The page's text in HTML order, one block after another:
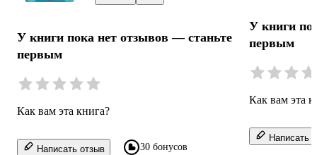
У книги пока нет отзывов — станьте
первым
Как вам эта книга?
Написать отзыв 30 бонусов
У книги
первым
Как вам эта
Написать